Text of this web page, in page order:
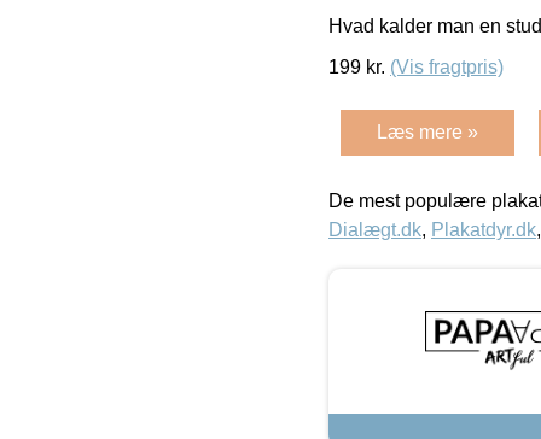
Hvad kalder man en
199 kr. (Vis fragtpris)
Læs mere »
De mest populære
Dialægt.dk, Plakatdyr.dk